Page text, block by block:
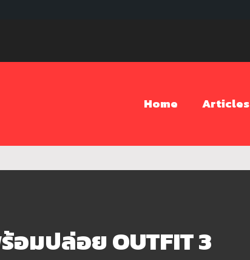
Home Articles
อมปล่อย OUTFIT 3